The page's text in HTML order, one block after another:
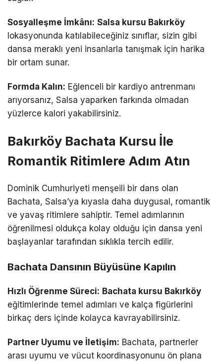
Sosyalleşme İmkânı: Salsa kursu Bakırköy
lokasyonunda katılabileceğiniz sınıflar, sizin gibi
dansa meraklı yeni insanlarla tanışmak için harika
bir ortam sunar.
Formda Kalın: Eğlenceli bir kardiyo antrenmanı
arıyorsanız, Salsa yaparken farkında olmadan
yüzlerce kalori yakabilirsiniz.
Bakırköy Bachata Kursu İle
Romantik Ritimlere Adım Atın
Dominik Cumhuriyeti menşeili bir dans olan
Bachata, Salsa’ya kıyasla daha duygusal, romantik
ve yavaş ritimlere sahiptir. Temel adımlarının
öğrenilmesi oldukça kolay olduğu için dansa yeni
başlayanlar tarafından sıklıkla tercih edilir.
Bachata Dansının Büyüsüne Kapılın
Hızlı Öğrenme Süreci: Bachata kursu Bakırköy
eğitimlerinde temel adımları ve kalça figürlerini
birkaç ders içinde kolayca kavrayabilirsiniz.
Partner Uyumu ve İletişim: Bachata, partnerler
arası uyumu ve vücut koordinasyonunu ön plana